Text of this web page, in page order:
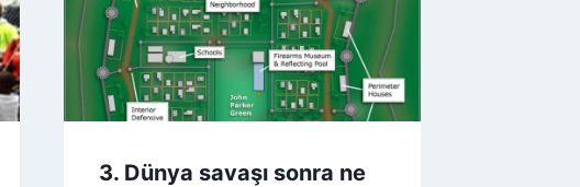
3. Dünya savaşı sonra ne